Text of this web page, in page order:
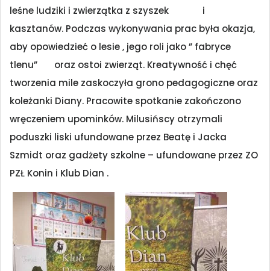
leśne ludziki i zwierzątka z szyszek i
kasztanów. Podczas wykonywania prac była okazja,
aby opowiedzieć o lesie , jego roli jako ” fabryce
tlenu” oraz ostoi zwierząt. Kreatywność i chęć
tworzenia mile zaskoczyła grono pedagogiczne oraz
koleżanki Diany. Pracowite spotkanie zakończono
wręczeniem upominków. Milusińscy otrzymali
poduszki liski ufundowane przez Beatę i Jacka
Szmidt oraz gadżety szkolne – ufundowane przez ZO
PZŁ Konin i Klub Dian .